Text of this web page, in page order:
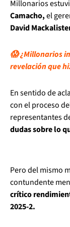
Millonarios
Camacho,el
David
😱 ¿Millonarios
revelación que
En sentido de
con el proceso
representantes
dudas sobre lo
Pero del mismo
contundente
crítico
2025-2.